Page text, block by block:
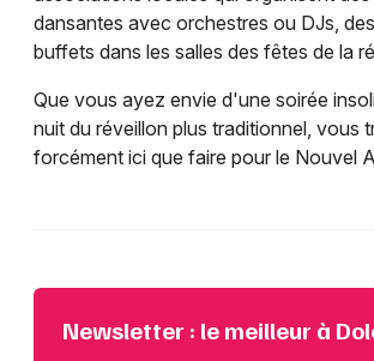
dansantes avec orchestres ou DJs,
buffets dans les salles des fêtes de la
Que vous ayez envie d'une soirée
nuit du réveillon plus traditionnel, vous
forcément ici que faire pour le Nouvel
Newsletter : le meilleur à